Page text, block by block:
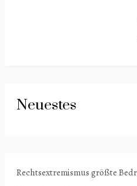
Neuestes
Rechtsextremismus größte